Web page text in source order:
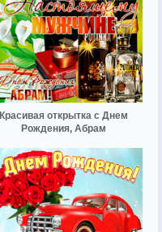
Красивая открытка с Днем
Рождения, Абрам